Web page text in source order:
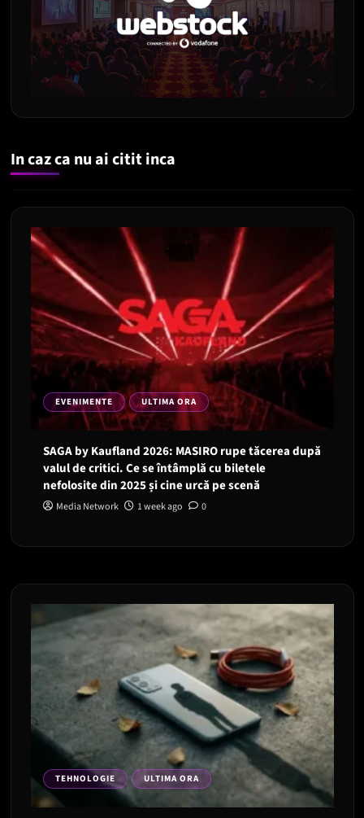
In caz ca nu ai citit inca
EVENIMENTE ULTIMA ORA
SAGA by Kaufland 2026: MASIRO rupe tăcerea după
valul de critici. Ce se întâmplă cu biletele
nefolosite din 2025 și cine urcă pe scenă
Media Network 1 week ago 0
TEHNOLOGIE ULTIMA ORA